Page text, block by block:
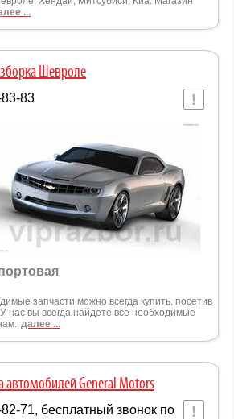
...
Шевроле
83
запчасти можно всегда купить, посетив
нас вы всегда найдете все необходимые
далее ...
автомобилей General Motors
71, бесплатный звонок по